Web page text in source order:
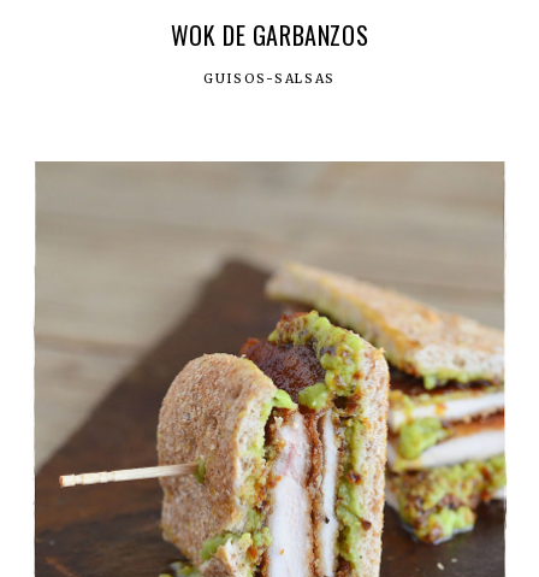
WOK DE GARBANZOS
GUISOS-SALSAS